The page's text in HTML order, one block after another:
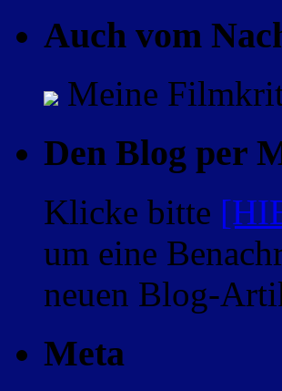
Auch vom
Meine
Den Blog per
Klicke bitte
um eine
neuen Blog-
Meta